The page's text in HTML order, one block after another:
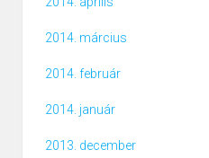
2014. március
2014. február
2014. január
2013. december